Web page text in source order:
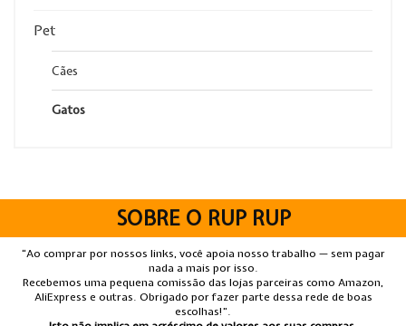
Pet
Cães
Gatos
SOBRE O RUP RUP
“Ao comprar por nossos links, você apoia nosso trabalho — sem pagar
nada a mais por isso.
Recebemos uma pequena comissão das lojas parceiras como Amazon,
AliExpress e outras. Obrigado por fazer parte dessa rede de boas
escolhas!”.